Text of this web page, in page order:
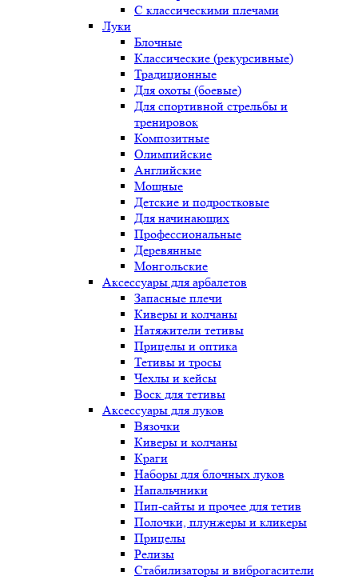
С классическими плечами
Луки
Блочные
Классические (рекурсивные)
Традиционные
Для охоты (боевые)
Для спортивной стрельбы и
тренировок
Композитные
Олимпийские
Английские
Мощные
Детские и подростковые
Для начинающих
Профессиональные
Деревянные
Монгольские
Аксессуары для арбалетов
Запасные плечи
Киверы и колчаны
Натяжители тетивы
Прицелы и оптика
Тетивы и тросы
Чехлы и кейсы
Воск для тетивы
Аксессуары для луков
Вязочки
Киверы и колчаны
Краги
Наборы для блочных луков
Напальчники
Пип-сайты и прочее для тетив
Полочки, плунжеры и кликеры
Прицелы
Релизы
Стабилизаторы и виброгасители